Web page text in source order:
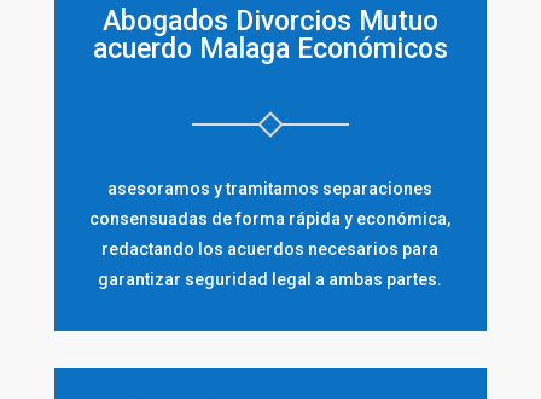
Abogados Divorcios Mutuo
acuerdo Malaga Económicos
asesoramos y tramitamos separaciones
consensuadas de forma rápida y económica,
redactando los acuerdos necesarios para
garantizar seguridad legal a ambas partes.